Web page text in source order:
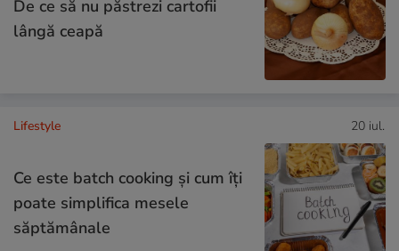
De ce să nu păstrezi cartofii
lângă ceapă
Lifestyle 20 iul.
Ce este batch cooking și cum îți
poate simplifica mesele
săptămânale